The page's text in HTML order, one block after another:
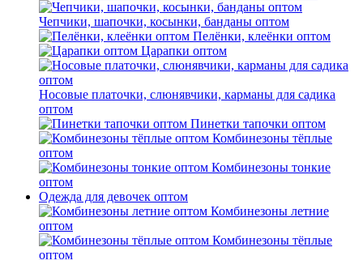
Чепчики, шапочки, косынки, банданы оптом
Пелёнки, клеёнки оптом
Царапки оптом
Носовые платочки, слюнявчики, карманы для садика
оптом
Пинетки тапочки оптом
Комбинезоны тёплые
оптом
Комбинезоны тонкие
оптом
Одежда для девочек оптом
Комбинезоны летние
оптом
Комбинезоны тёплые
оптом